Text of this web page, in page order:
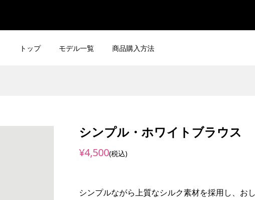
トップ モデル一覧 商品購入方法
シンプル・ホワイトブラウス
¥4,500(税込)
シンプルながら上質なシルク素材を採用し、お